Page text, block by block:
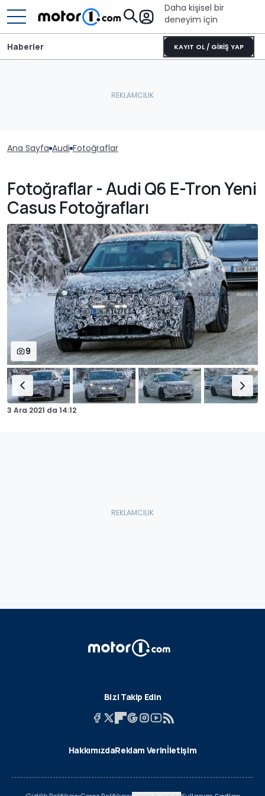
Daha kişisel bir
deneyim için
KAYIT OL / GİRİŞ YAP
Haberler
Ana Sayfa Audi Fotoğraflar
Fotoğraflar - Audi Q6 E-Tron Yeni
Casus Fotoğrafları
9
3 Ara 2021 da 14:12
Bizi Takip Edin
HakkımızdaReklam Verinİletişim